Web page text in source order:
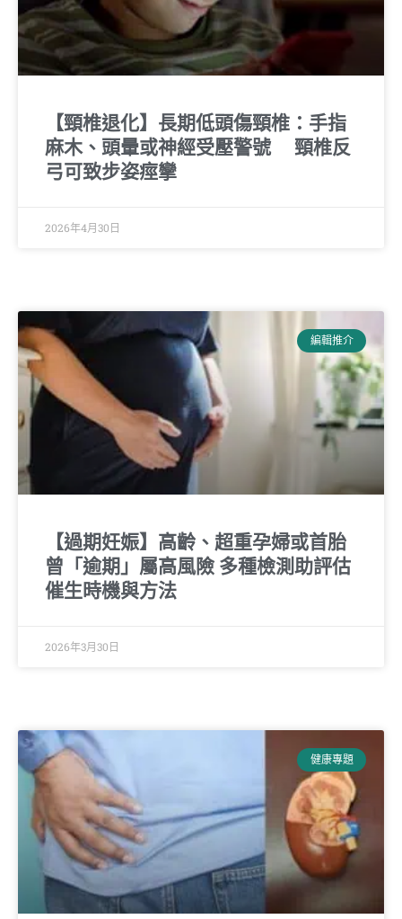
【頸椎退化】長期低頭傷頸椎：手指
麻木、頭暈或神經受壓警號 頸椎反
弓可致步姿痙攣
2026年4月30日
編輯推介
【過期妊娠】高齡、超重孕婦或首胎
曾「逾期」屬高風險 多種檢測助評估
催生時機與方法
2026年3月30日
健康專題